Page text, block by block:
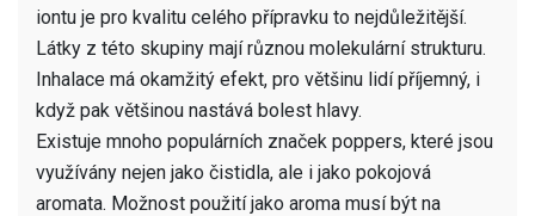
iontu je pro kvalitu celého přípravku to nejdůležitější.
Látky z této skupiny mají různou molekulární strukturu.
Inhalace má okamžitý efekt, pro většinu lidí příjemný, i
když pak většinou nastává bolest hlavy.
Existuje mnoho populárních značek poppers, které jsou
využívány nejen jako čistidla, ale i jako pokojová
aromata. Možnost použití jako aroma musí být na